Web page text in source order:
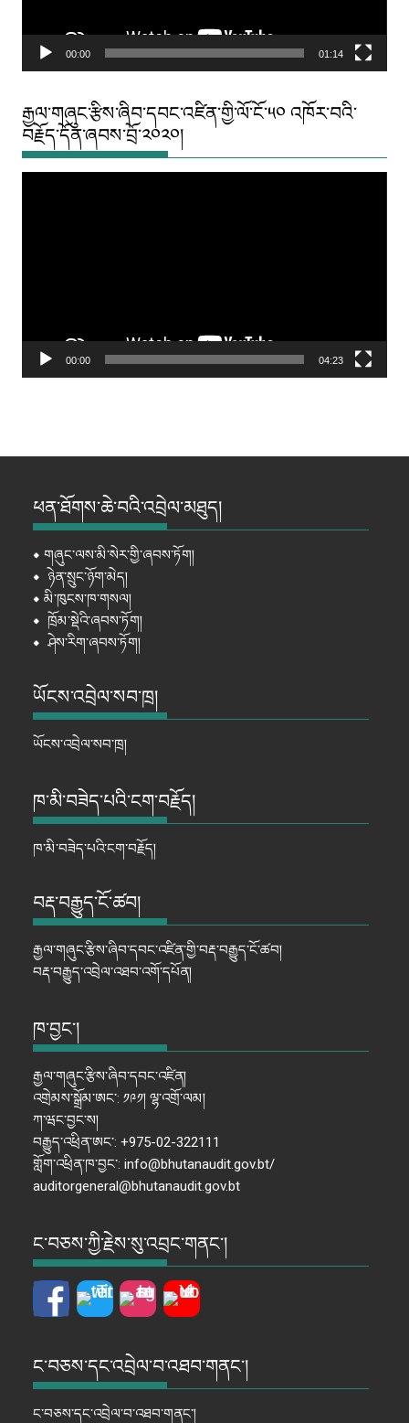
00:00 01:14
རྒྱལ་གཞུང་རྩིས་ཞིབ་དབང་འཛིན་གྱི་ལོ་ངོ་༥༠ འཁོར་བའི་
བརྗོད་དོན་ཞབས་བྲོ་༢༠༢༠།
00:00 04:23
ཕན་ཐོགས་ཆེ་བའི་འབྲེལ་མཐུད།
⦁གཞུང་ལས་མི་སེར་གྱི་ཞབས་ཏོག།
⦁ ཉེན་སྲུང་ཉོག་མེད།
⦁ མི་ཁུངས་ཁ་གསལ།
⦁ ཁྲོམ་སྡེའི་ཞབས་ཏོག།
⦁ཤེས་རིག་ཞབས་ཏོག།
ཡོངས་འབྲེལ་སབ་ཁྲ།
ཡོངས་འབྲེལ་སབ་ཁྲ།
ཁ་མི་བཟེད་པའི་ངག་བརྗོད།
ཁ་མི་བཟེད་པའི་ངག་བརྗོད།
བརྡ་བརྒྱུད་ངོ་ཚབ།
རྒྱལ་གཞུང་རྩིས་ཞིབ་དབང་འཛིན་གྱི་བརྡ་བརྒྱུད་ངོ་ཚབ།
བརྡ་བརྒྱུད་འབྲེལ་འཐབ་འགོ་དཔོན།
ཁ་བྱང་།
རྒྱལ་གཞུང་རྩིས་ཞིབ་དབང་འཛིན།
འགྲེམས་སྒྲོམ་ཨང་: ༡༩༡། ལྷ་འགྲོ་ལམ།
ཀ་ཝང་བྱང་ས།
བརྒྱུད་འཕྲིན་ཨང་: +975-02-322111
གློག་འཕྲིན་ཁ་བྱང་: info@bhutanaudit.gov.bt/
auditorgeneral@bhutanaudit.gov.bt
ང་བཅས་ཀྱི་རྗེས་སུ་འབྲང་གནང་།
ང་བཅས་དང་འབྲེལ་བ་འཐབ་གནང་།
ང་བཅས་དང་འབྲེལ་བ་འཐབ་གནང་།